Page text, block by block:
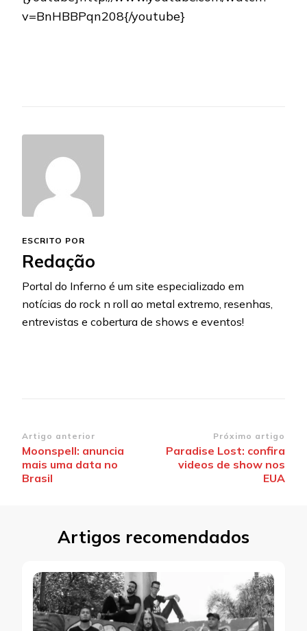
v=BnHBBPqn208{/youtube}
ESCRITO POR
Redação
Portal do Inferno é um site especializado em
notícias do rock n roll ao metal extremo, resenhas,
entrevistas e cobertura de shows e eventos!
Navegação
de
post
Artigo anterior
Moonspell: anuncia
mais uma data no
Brasil
Próximo artigo
Paradise Lost: confira
videos de show nos
EUA
Artigos recomendados